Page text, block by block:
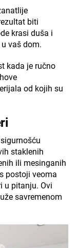
biti
krasi duša i
vaš dom.
kada je ručno
od kojih su
staklenih
ili mesinganih
postoji veoma
u pitanju. Ovi
savremenom